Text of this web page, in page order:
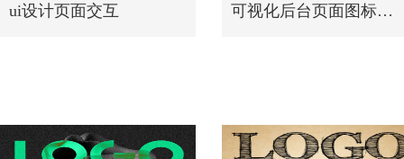
ui设计页面交互 可视化后台页面图标原创设计